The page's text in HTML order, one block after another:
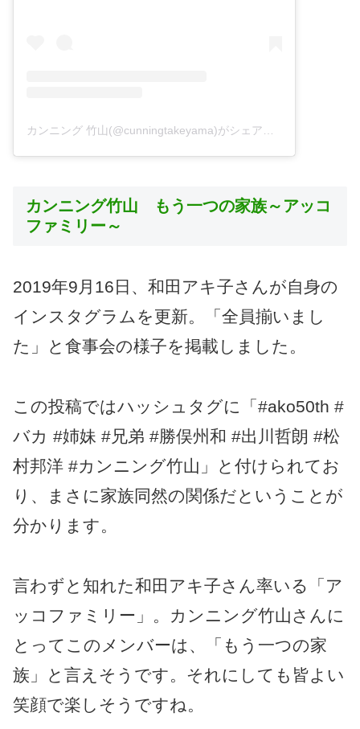
カンニング竹山 もう一つの家族～アッコ
ファミリー～
2019年9月16日、和田アキ子さんが自身の
インスタグラムを更新。「全員揃いまし
た」と食事会の様子を掲載しました。
この投稿ではハッシュタグに「#ako50th #
バカ #姉妹 #兄弟 #勝俣州和 #出川哲朗 #松
村邦洋 #カンニング竹山」と付けられてお
り、まさに家族同然の関係だということが
分かります。
言わずと知れた和田アキ子さん率いる「ア
ッコファミリー」。カンニング竹山さんに
とってこのメンバーは、「もう一つの家
族」と言えそうです。それにしても皆よい
笑顔で楽しそうですね。